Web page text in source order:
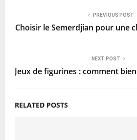
PREVIOUS POST
Choisir le Semerdjian pour une
NEXT POST
Jeux de figurines : comment
RELATED POSTS